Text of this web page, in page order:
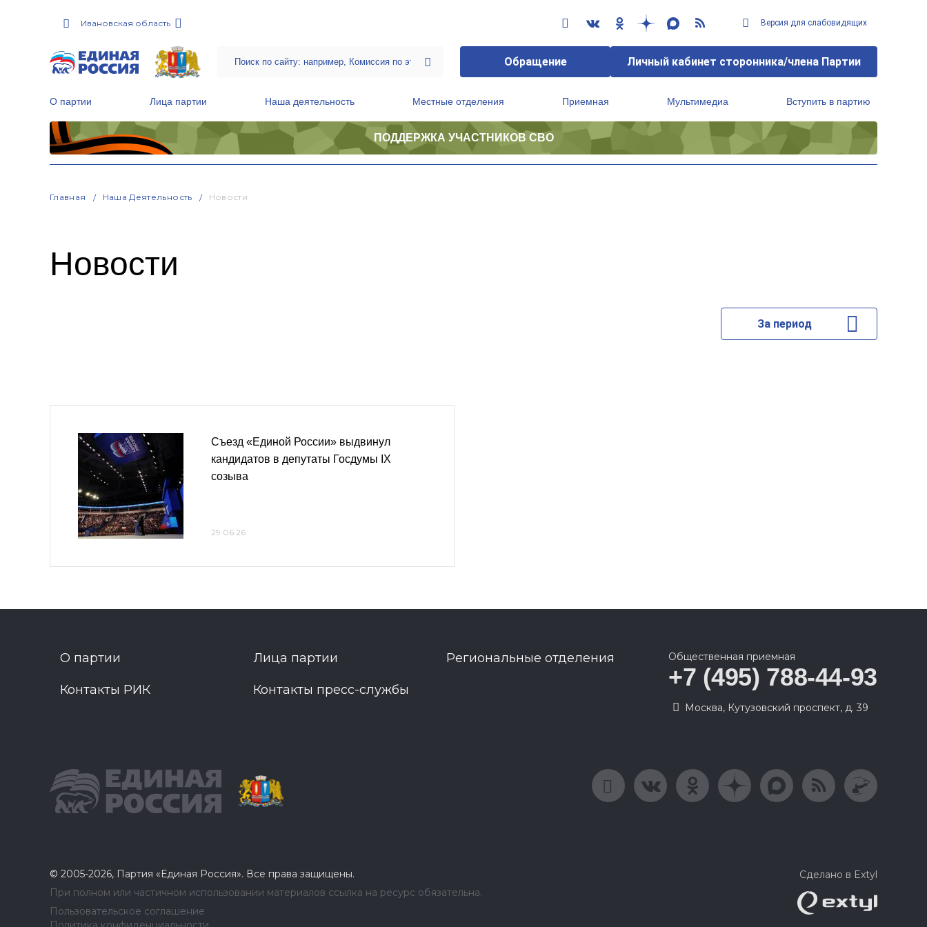
Ивановская область Версия для слабовидящих
Обращение Личный кабинет сторонника/члена Партии
О партии Лица партии Наша деятельность Местные отделения Приемная Мультимедиа Вступить в партию
ПОДДЕРЖКА УЧАСТНИКОВ СВО
Главная Наша Деятельность Новости
Новости
За период
Съезд «Единой России» выдвинул
кандидатов в депутаты Госдумы IX
созыва
29.06.26
О партии Лица партии Региональные отделения
Контакты РИК Контакты пресс-службы
Общественная приемная
+7 (495) 788-44-93
Москва, Кутузовский проспект, д. 39
© 2005-2026, Партия «Единая Россия». Все права защищены.
При полном или частичном использовании материалов ссылка на ресурс обязательна.
Пользовательское соглашение
Сделано в Extyl